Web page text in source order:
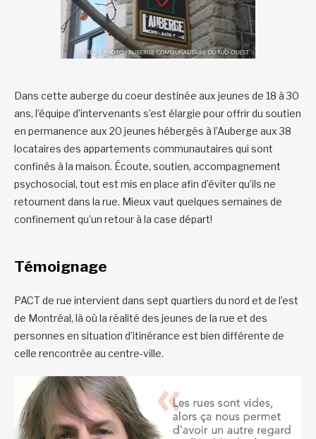
Dans cette auberge du coeur destinée aux jeunes de 18 à 30
ans, l’équipe d’intervenants s’est élargie pour offrir du soutien
en permanence aux 20 jeunes hébergés à l’Auberge aux 38
locataires des appartements communautaires qui sont
confinés à la maison. Écoute, soutien, accompagnement
psychosocial, tout est mis en place afin d’éviter qu’ils ne
retournent dans la rue. Mieux vaut quelques semaines de
confinement qu’un retour à la case départ!
Témoignage
PACT de rue intervient dans sept quartiers du nord et de l’est
de Montréal, là où la réalité des jeunes de la rue et des
personnes en situation d’itinérance est bien différente de
celle rencontrée au centre-ville.